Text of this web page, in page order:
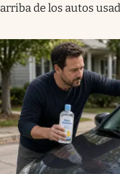
arriba de los autos